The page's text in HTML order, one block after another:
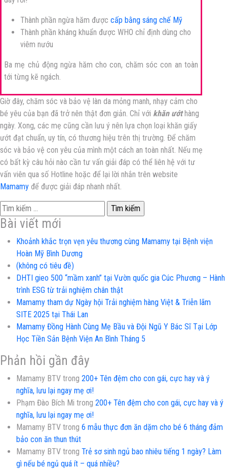
Thành phần ngừa hăm được cấp bằng sáng chế Mỹ
Thành phần kháng khuẩn được WHO chỉ định dùng cho
viêm nướu
Ba mẹ chủ động ngừa hăm cho con, chăm sóc con an toàn
tới từng kẽ ngách.
Giờ đây, chăm sóc và bảo vệ làn da mỏng manh, nhạy cảm cho
bé yêu của bạn đã trở nên thật đơn giản. Chỉ với khăn ướthàng
ngày. Xong, các mẹ cũng cần lưu ý nên lựa chọn loại khăn giấy
ướt đạt chuẩn, uy tín, có thương hiệu trên thị trường. Để chăm
sóc và bảo vệ con yêu của mình một cách an toàn nhất. Nếu mẹ
có bất kỳ câu hỏi nào cần tư vấn giải đáp có thể liên hệ với tư
vấn viên qua số Hotline hoặc để lại lời nhắn trên website
Mamamy để được giải đáp nhanh nhất.
Tìm
kiếm
cho:
Bài viết mới
Khoảnh khắc trọn vẹn yêu thương cùng Mamamy tại Bệnh viện
Hoàn Mỹ Bình Dương
(không có tiêu đề)
DHTI gieo 500 “mầm xanh” tại Vườn quốc gia Cúc Phương – Hành
trình ESG từ trải nghiệm chân thật
Mamamy tham dự Ngày hội Trải nghiệm hàng Việt & Triễn lãm
SITE 2025 tại Thái Lan
Mamamy Đồng Hành Cùng Mẹ Bầu và Đội Ngũ Y Bác Sĩ Tại Lớp
Học Tiền Sản Bệnh Viện An Bình Tháng 5
Phản hồi gần đây
Mamamy BTV trong 200+ Tên đệm cho con gái, cực hay và ý
nghĩa, lưu lại ngay mẹ ơi!
Phạm Đào Bích Mi trong 200+ Tên đệm cho con gái, cực hay và ý
nghĩa, lưu lại ngay mẹ ơi!
Mamamy BTV trong 6 mẫu thực đơn ăn dặm cho bé 6 tháng đảm
bảo con ăn thun thút
Mamamy BTV trong Trẻ sơ sinh ngủ bao nhiêu tiếng 1 ngày? Làm
gì nếu bé ngủ quá ít – quá nhiều?